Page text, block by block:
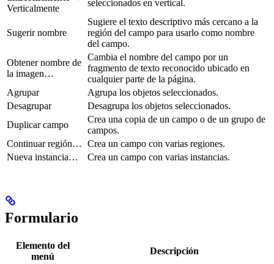
Verticalmente
seleccionados en vertical.
Sugerir nombre
Sugiere el texto descriptivo más cercano a la
región del campo para usarlo como nombre
del campo.
Obtener nombre de
la imagen…
Cambia el nombre del campo por un
fragmento de texto reconocido ubicado en
cualquier parte de la página.
Agrupar
Agrupa los objetos seleccionados.
Desagrupar
Desagrupa los objetos seleccionados.
Duplicar campo
Crea una copia de un campo o de un grupo de
campos.
Continuar región… Crea un campo con varias regiones.
Nueva instancia…
Crea un campo con varias instancias.
Formulario
Elemento del
menú
Descripción